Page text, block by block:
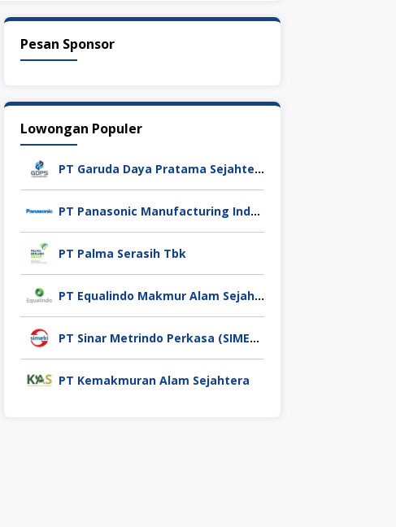
Pesan Sponsor
Lowongan Populer
PT Garuda Daya Pratama Sejahtera
PT Panasonic Manufacturing Indonesia
PT Palma Serasih Tbk
PT Equalindo Makmur Alam Sejahtera (Equalindo Group)
PT Sinar Metrindo Perkasa (SIMETRI)
PT Kemakmuran Alam Sejahtera